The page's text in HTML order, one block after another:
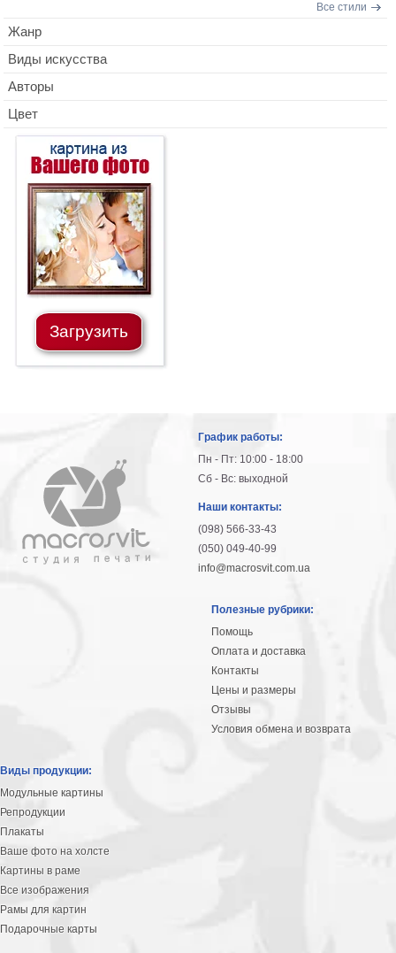
Все стили
Жанр
Виды искусства
Авторы
Цвет
Загрузить
График работы:
Пн - Пт: 10:00 - 18:00
Сб - Вс: выходной
Наши контакты:
(098) 566-33-43
(050) 049-40-99
info@macrosvit.com.ua
Полезные рубрики:
Помощь
Оплата и доставка
Контакты
Цены и размеры
Отзывы
Условия обмена и возврата
Виды продукции:
Модульные картины
Репродукции
Плакаты
Ваше фото на холсте
Картины в раме
Все изображения
Рамы для картин
Подарочные карты